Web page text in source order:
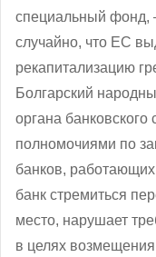
специальный фонд,
случайно, что ЕС
рекапитализацию
Болгарский
органа банковского
полномочиями по
банков, работающих
банк стремиться
место, нарушает
в целях